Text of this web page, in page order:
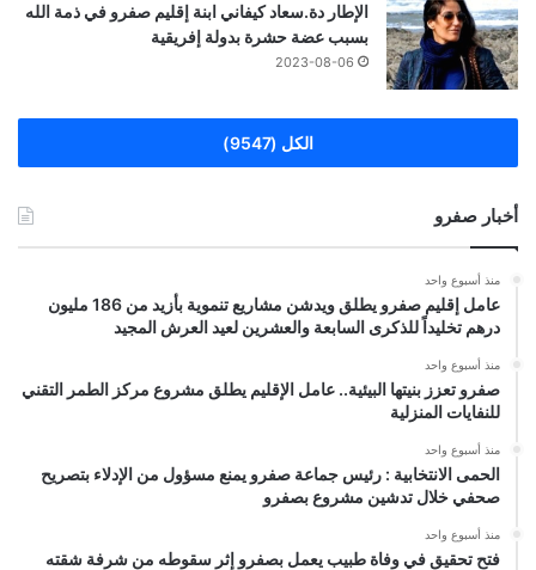
الإطار دة.سعاد كيفاني ابنة إقليم صفرو في ذمة الله
بسبب عضة حشرة بدولة إفريقية
2023-08-06
الكل (9547)
أخبار صفرو
منذ أسبوع واحد
عامل إقليم صفرو يطلق ويدشن مشاريع تنموية بأزيد من 186 مليون
درهم تخليداً للذكرى السابعة والعشرين لعيد العرش المجيد
منذ أسبوع واحد
صفرو تعزز بنيتها البيئية.. عامل الإقليم يطلق مشروع مركز الطمر التقني
للنفايات المنزلية
منذ أسبوع واحد
الحمى الانتخابية : رئيس جماعة صفرو يمنع مسؤول من الإدلاء بتصريح
صحفي خلال تدشين مشروع بصفرو
منذ أسبوع واحد
فتح تحقيق في وفاة طبيب يعمل بصفرو إثر سقوطه من شرفة شقته